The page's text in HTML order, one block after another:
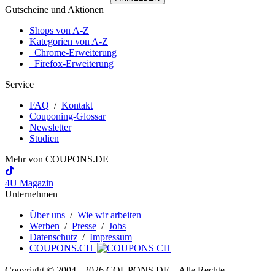
Gutscheine und Aktionen
Shops von A-Z
Kategorien von A-Z
Chrome-Erweiterung
Firefox-Erweiterung
Service
FAQ / Kontakt
Couponing-Glossar
Newsletter
Studien
Mehr von COUPONS.DE
4U Magazin
Unternehmen
Über uns / Wie wir arbeiten
Werben / Presse / Jobs
Datenschutz / Impressum
COUPONS.CH